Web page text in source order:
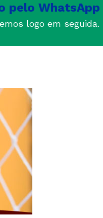
pelo WhatsApp
logo em seguida.